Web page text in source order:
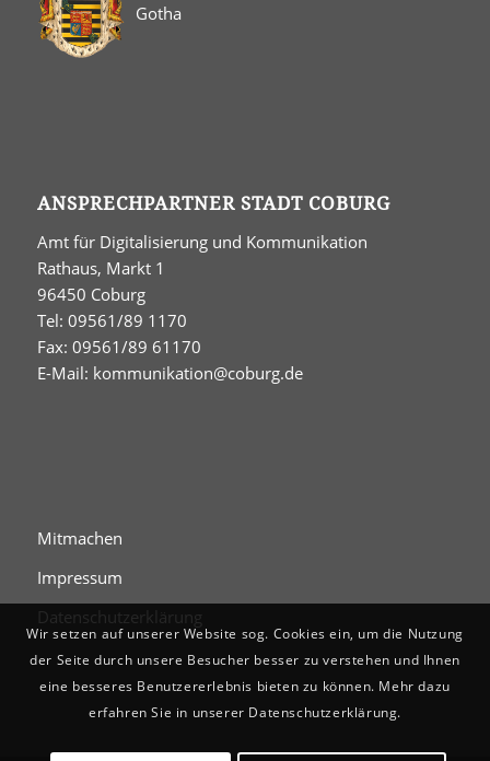
Gotha
ANSPRECHPARTNER STADT COBURG
Amt für Digitalisierung und Kommunikation
Rathaus, Markt 1
96450 Coburg
Tel: 09561/89 1170
Fax: 09561/89 61170
E-Mail: kommunikation@coburg.de
Mitmachen
Impressum
Datenschutzerklärung
Wir setzen auf unserer Website sog. Cookies ein, um die Nutzung
der Seite durch unsere Besucher besser zu verstehen und Ihnen
eine besseres Benutzererlebnis bieten zu können. Mehr dazu
erfahren Sie in unserer Datenschutzerklärung.